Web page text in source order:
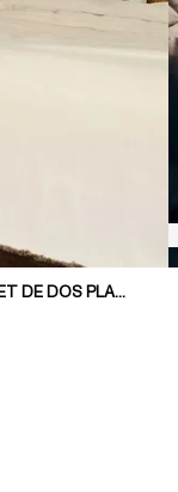
CONJUNTO DE CUBREDUVET DE DOS PLAZAS CON TUFTING